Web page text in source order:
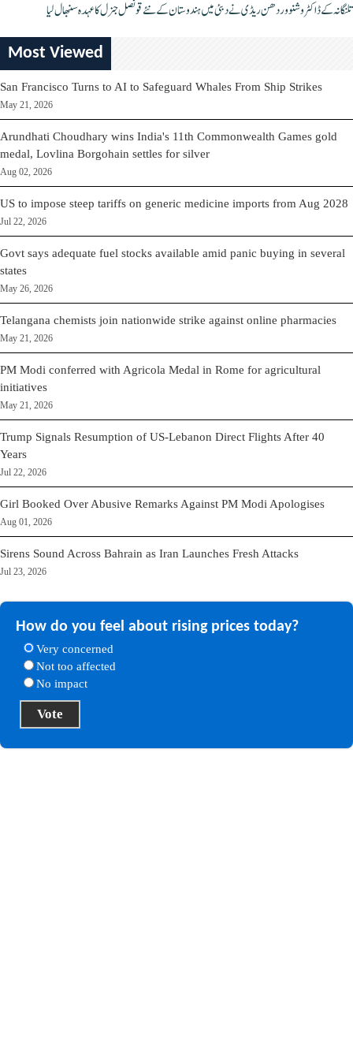
تلنگانہ کے ڈاکٹر وشنو وردھن ریڈی نے دبئی میں ہندوستان کے نئے قونصل جنرل کا عہدہ سنبھال لیا
Most Viewed
San Francisco Turns to AI to Safeguard Whales From Ship Strikes
May 21, 2026
Arundhati Choudhary wins India's 11th Commonwealth Games gold
medal, Lovlina Borgohain settles for silver
Aug 02, 2026
US to impose steep tariffs on generic medicine imports from Aug 2028
Jul 22, 2026
Govt says adequate fuel stocks available amid panic buying in several
states
May 26, 2026
Telangana chemists join nationwide strike against online pharmacies
May 21, 2026
PM Modi conferred with Agricola Medal in Rome for agricultural
initiatives
May 21, 2026
Trump Signals Resumption of US-Lebanon Direct Flights After 40
Years
Jul 22, 2026
Girl Booked Over Abusive Remarks Against PM Modi Apologises
Aug 01, 2026
Sirens Sound Across Bahrain as Iran Launches Fresh Attacks
Jul 23, 2026
How do you feel about rising prices today?
Very concerned
Not too affected
No impact